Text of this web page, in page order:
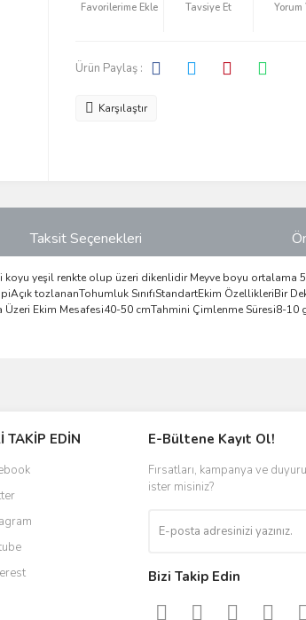
Tavsiye Et Yorum
Ürün Paylaş :
Karşılaştır
Taksit Seçenekleri
koyu yeşil renkte olup üzeri dikenlidir Meyve boyu ortalama
tozlananTohumluk SınıfıStandartEkim ÖzellikleriBir
Üzeri Ekim Mesafesi40-50 cmTahmini Çimlenme Süresi8-10
TAKİP EDİN E-Bültene Kayıt Ol!
Fırsatları, kampanya ve
ister misiniz?
Bizi Takip Edin